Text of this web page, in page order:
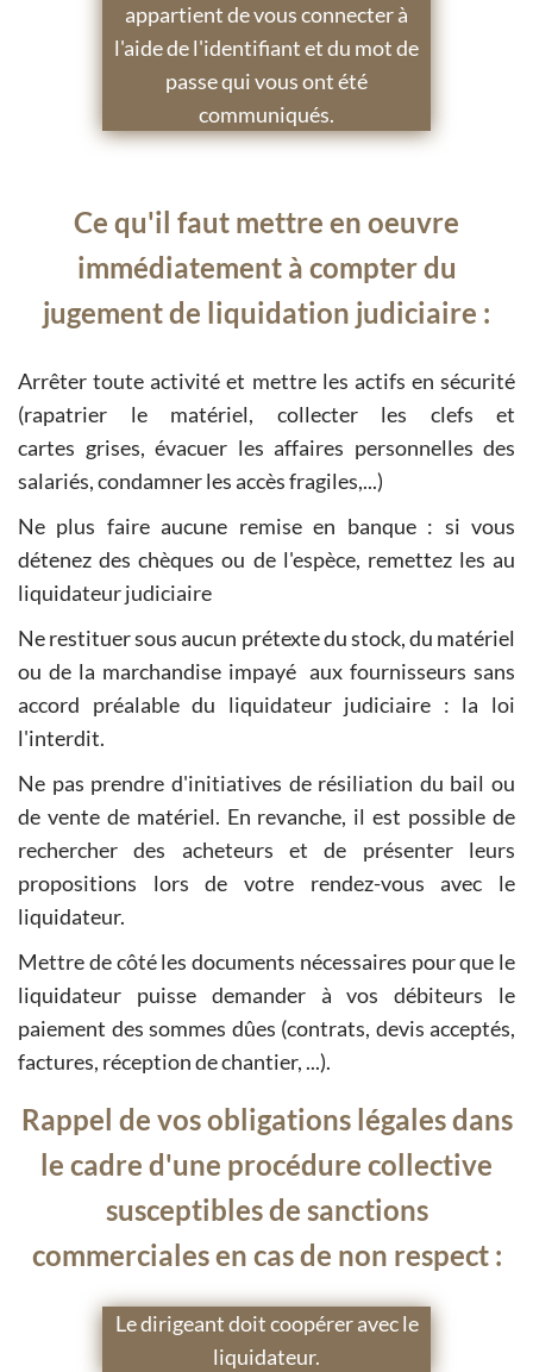
appartient de vous connecter à
l'aide de l'identifiant et du mot de
passe qui vous ont été
communiqués.
Ce qu'il faut mettre en oeuvre
immédiatement à compter du
jugement de liquidation judiciaire :
Arrêter toute activité et mettre les actifs en sécurité
(rapatrier le matériel, collecter les clefs et
cartes grises, évacuer les affaires personnelles des
salariés, condamner les accès fragiles,...)
Ne plus faire aucune remise en banque : si vous
détenez des chèques ou de l'espèce, remettez les au
liquidateur judiciaire
Ne restituer sous aucun prétexte du stock, du matériel
ou de la marchandise impayé aux fournisseurs sans
accord préalable du liquidateur judiciaire : la loi
l'interdit.
Ne pas prendre d'initiatives de résiliation du bail ou
de vente de matériel. En revanche, il est possible de
rechercher des acheteurs et de présenter leurs
propositions lors de votre rendez-vous avec le
liquidateur.
Mettre de côté les documents nécessaires pour que le
liquidateur puisse demander à vos débiteurs le
paiement des sommes dûes (contrats, devis acceptés,
factures, réception de chantier, ...).
Rappel de vos obligations légales dans
le cadre d'une procédure collective
susceptibles de sanctions
commerciales en cas de non respect :
Le dirigeant doit coopérer avec le
liquidateur.